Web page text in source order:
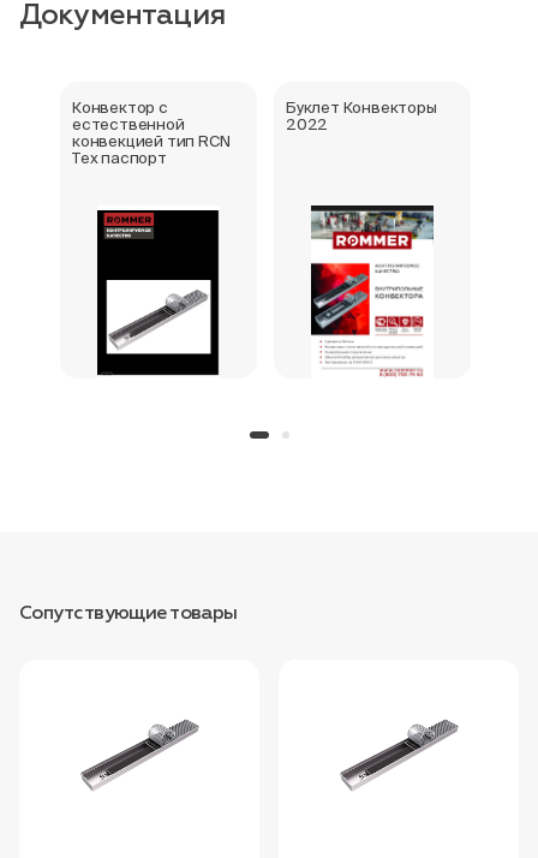
Документация
Конвектор с
естественной
конвекцией тип RCN
Тех паспорт
Буклет Конвекторы
2022
Сопутствующие товары